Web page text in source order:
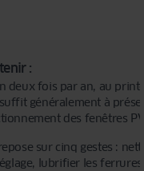
:
deux fois par an, au
généralement à
des fenêtres
sur cinq gestes :
lubrifier les ferrures,